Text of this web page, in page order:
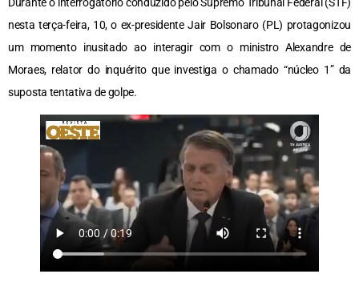
nesta terça-feira, 10, o ex-presidente Jair Bolsonaro (PL) protagonizou
um momento inusitado ao interagir com o ministro Alexandre de
Moraes, relator do inquérito que investiga o chamado “núcleo 1” da
suposta tentativa de golpe.